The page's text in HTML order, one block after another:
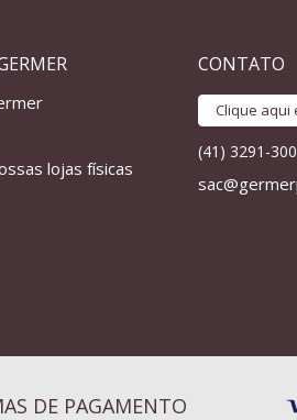
lojas físicas
CONTATO
Clique aqui
(41) 3291-
DE PAGAMENTO